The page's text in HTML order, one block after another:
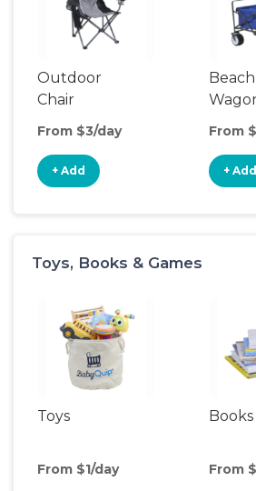
Outdoor
Chair
From $3/day
+ Add
Beach
From
+ Add
Toys, Books & Games
Toys
From $1/day
Books
From